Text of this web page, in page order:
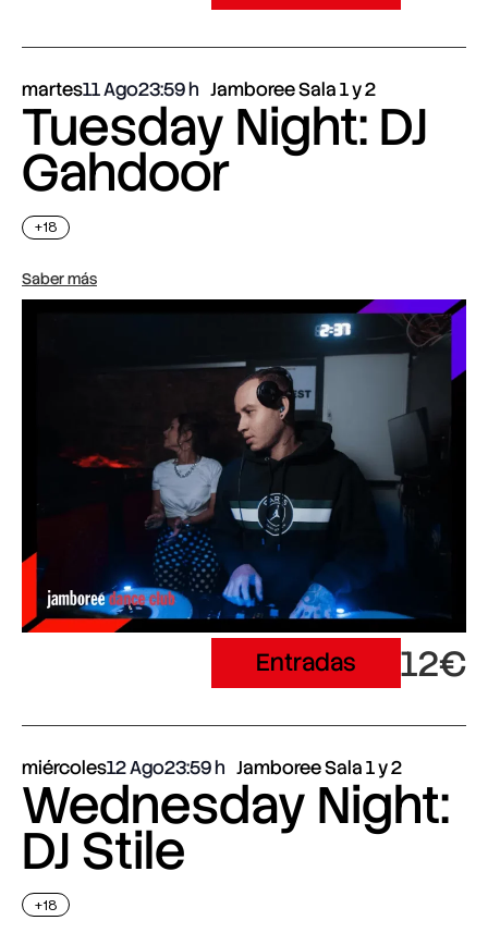
martes11 Ago23:59 Jamboree Sala 1 y 2
Tuesday Night: DJ
Gahdoor
+18
Saber más
Entradas 12€
miércoles12 Ago23:59 Jamboree Sala 1 y 2
Wednesday Night:
DJ Stile
+18